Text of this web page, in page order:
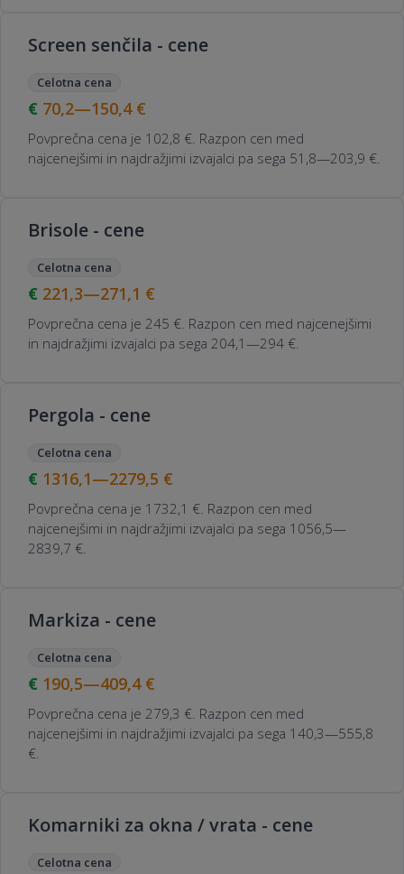
Screen senčila - cene
Celotna cena
70,2—150,4 €
Povprečna cena je 102,8 €. Razpon cen med
najcenejšimi in najdražjimi izvajalci pa sega 51,8—203,9 €.
Brisole - cene
Celotna cena
221,3—271,1 €
Povprečna cena je 245 €. Razpon cen med najcenejšimi
in najdražjimi izvajalci pa sega 204,1—294 €.
Pergola - cene
Celotna cena
1316,1—2279,5 €
Povprečna cena je 1732,1 €. Razpon cen med
najcenejšimi in najdražjimi izvajalci pa sega 1056,5—
2839,7 €.
Markiza - cene
Celotna cena
190,5—409,4 €
Povprečna cena je 279,3 €. Razpon cen med
najcenejšimi in najdražjimi izvajalci pa sega 140,3—555,8
€.
Komarniki za okna / vrata - cene
Celotna cena